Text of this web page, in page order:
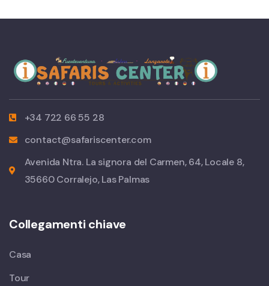
+34 722 66 55 28
contact@safariscenter.com
Avenida Ntra. La signora del Carmen, 64, Locale 8,
35660 Corralejo, Las Palmas
Collegamenti chiave
Casa
Tour